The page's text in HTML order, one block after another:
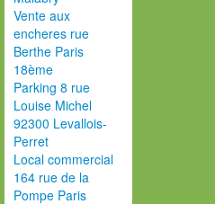
Vente aux
encheres rue
Berthe Paris
18ème
Parking 8 rue
Louise Michel
92300 Levallois-
Perret
Local commercial
164 rue de la
Pompe Paris